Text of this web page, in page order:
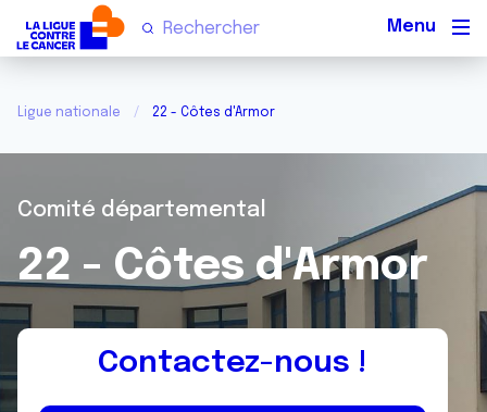
Ligue nationale 22 - Côtes d'Armor
Comité départemental
22 - Côtes d'Armor
Contactez-nous !